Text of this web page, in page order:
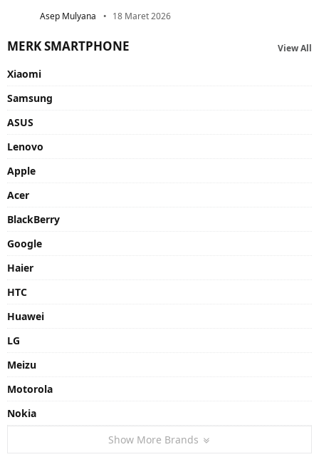
Asep Mulyana 18 Maret 2026
MERK SMARTPHONE View All
Xiaomi
Samsung
ASUS
Lenovo
Apple
Acer
BlackBerry
Google
Haier
HTC
Huawei
LG
Meizu
Motorola
Nokia
Show More Brands